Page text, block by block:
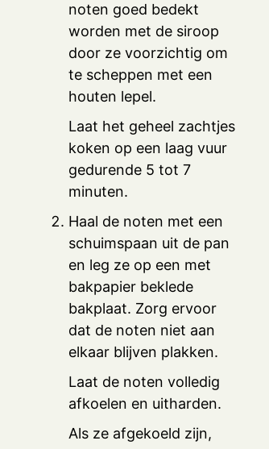
noten goed bedekt
worden met de siroop
door ze voorzichtig om
te scheppen met een
houten lepel.
Laat het geheel zachtjes
koken op een laag vuur
gedurende 5 tot 7
minuten.
Haal de noten met een
schuimspaan uit de pan
en leg ze op een met
bakpapier beklede
bakplaat. Zorg ervoor
dat de noten niet aan
elkaar blijven plakken.
Laat de noten volledig
afkoelen en uitharden.
Als ze afgekoeld zijn,